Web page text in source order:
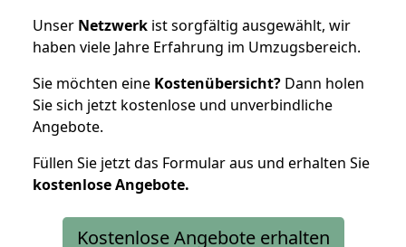
Unser Netzwerk ist sorgfältig ausgewählt, wir
haben viele Jahre Erfahrung im Umzugsbereich.
Sie möchten eine Kostenübersicht? Dann holen
Sie sich jetzt kostenlose und unverbindliche
Angebote.
Füllen Sie jetzt das Formular aus und erhalten Sie
kostenloseAngebote.
Kostenlose Angebote erhalten